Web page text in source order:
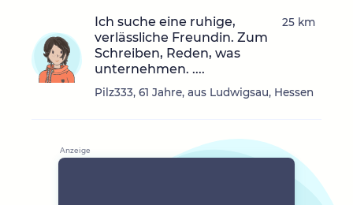
Ich suche eine ruhige,
verlässliche Freundin. Zum
Schreiben, Reden, was
unternehmen. ....
Pilz333, 61 Jahre, aus Ludwigsau, Hessen
25 km